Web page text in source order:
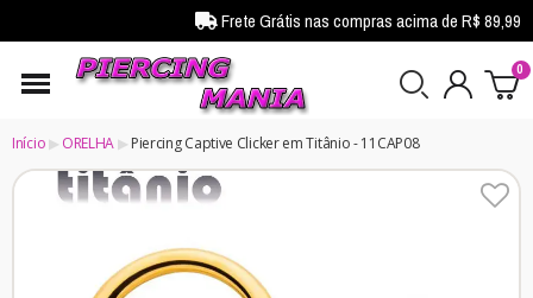
Frete Grátis nas compras acima de R$ 89,99
Início ORELHA Piercing Captive Clicker em Titânio - 11CAP08